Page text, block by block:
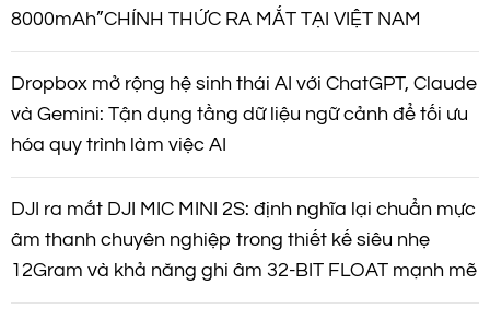
8000mAh”CHÍNH THỨC RA MẮT TẠI VIỆT NAM
Dropbox mở rộng hệ sinh thái AI với ChatGPT, Claude
và Gemini: Tận dụng tầng dữ liệu ngữ cảnh để tối ưu
hóa quy trình làm việc AI
DJI ra mắt DJI MIC MINI 2S: định nghĩa lại chuẩn mực
âm thanh chuyên nghiệp trong thiết kế siêu nhẹ
12Gram và khả năng ghi âm 32-BIT FLOAT mạnh mẽ